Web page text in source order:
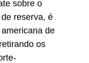
sobre o
reserva, é
de
os